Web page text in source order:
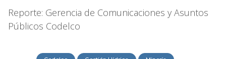
Reporte: Gerencia de Comunicaciones y Asuntos
Públicos Codelco